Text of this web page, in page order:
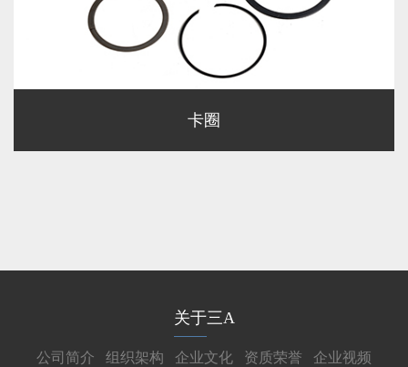
卡圈
关于三A
公司简介 组织架构 企业文化 资质荣誉 企业视频